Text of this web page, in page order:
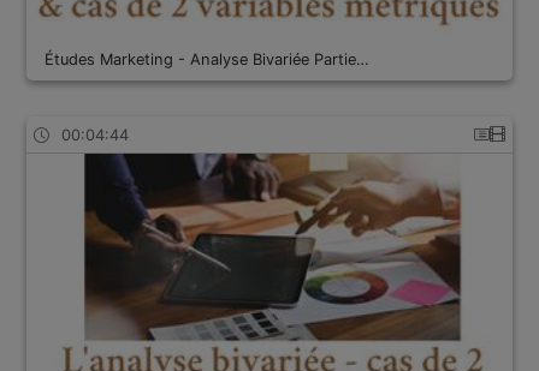
Études Marketing - Analyse Bivariée Partie…
00:04:44